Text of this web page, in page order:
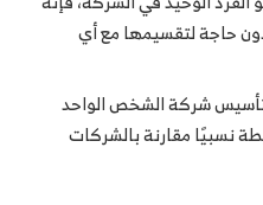
حاجة لتقسيمها مع أي
تأسيس شركة الشخص الواحد
نسبيًا مقارنة بالشركات